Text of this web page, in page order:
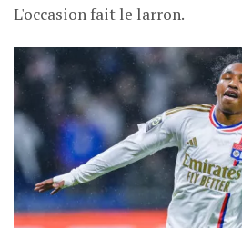
L'occasion fait le larron.